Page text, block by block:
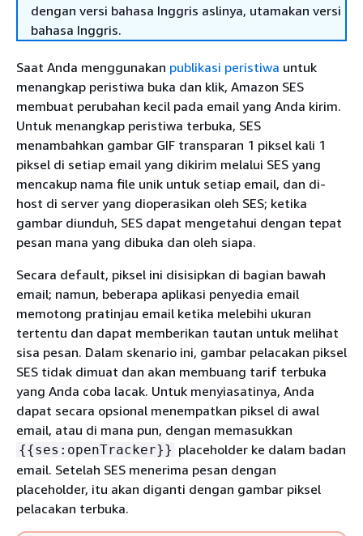
dengan versi bahasa Inggris aslinya, utamakan versi
bahasa Inggris.
Saat Anda menggunakan publikasi peristiwa untuk
menangkap peristiwa buka dan klik, Amazon SES
membuat perubahan kecil pada email yang Anda kirim.
Untuk menangkap peristiwa terbuka, SES
menambahkan gambar GIF transparan 1 piksel kali 1
piksel di setiap email yang dikirim melalui SES yang
mencakup nama file unik untuk setiap email, dan di-
host di server yang dioperasikan oleh SES; ketika
gambar diunduh, SES dapat mengetahui dengan tepat
pesan mana yang dibuka dan oleh siapa.
Secara default, piksel ini disisipkan di bagian bawah
email; namun, beberapa aplikasi penyedia email
memotong pratinjau email ketika melebihi ukuran
tertentu dan dapat memberikan tautan untuk melihat
sisa pesan. Dalam skenario ini, gambar pelacakan piksel
SES tidak dimuat dan akan membuang tarif terbuka
yang Anda coba lacak. Untuk menyiasatinya, Anda
dapat secara opsional menempatkan piksel di awal
email, atau di mana pun, dengan memasukkan
{{ses:openTracker}} placeholder ke dalam badan
email. Setelah SES menerima pesan dengan
placeholder, itu akan diganti dengan gambar piksel
pelacakan terbuka.